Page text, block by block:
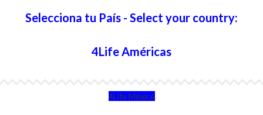
Selecciona tu País - Select your country:
4Life Américas
4Life México